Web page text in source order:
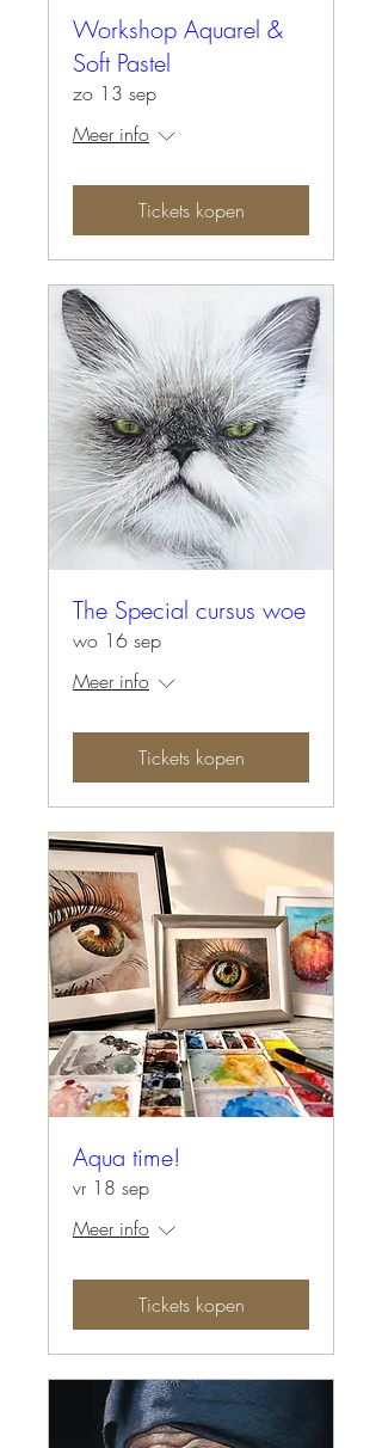
Workshop Aquarel &
Soft Pastel
zo 13 sep
Meer info
Tickets kopen
The Special cursus woe
wo 16 sep
Meer info
Tickets kopen
Aqua time!
vr 18 sep
Meer info
Tickets kopen